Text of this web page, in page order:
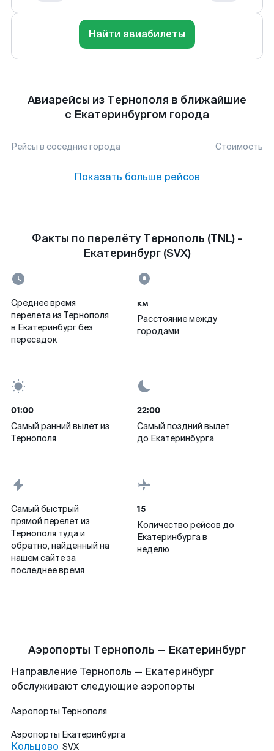
Найти авиабилеты
Авиарейсы из Тернополя в ближайшие
с Екатеринбургом города
Рейсы в соседние города Стоимость
Показать больше рейсов
Факты по перелёту Тернополь (TNL) -
Екатеринбург (SVX)
Среднее время
перелета из Тернополя
в Екатеринбург без
пересадок
км
Расстояние между
городами
01:00
Самый ранний вылет из
Тернополя
22:00
Самый поздний вылет
до Екатеринбурга
Самый быстрый
прямой перелет из
Тернополя туда и
обратно, найденный на
нашем сайте за
последнее время
15
Количество рейсов до
Екатеринбурга в
неделю
Аэропорты Тернополь — Екатеринбург
Направление Тернополь — Екатеринбург
обслуживают следующие аэропорты
Аэропорты Тернополя
Аэропорты Екатеринбурга
Кольцово SVX